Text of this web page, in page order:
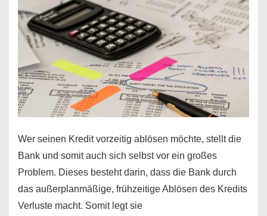
diesen
Regeln!
Wer seinen Kredit vorzeitig ablösen möchte, stellt die
Bank und somit auch sich selbst vor ein großes
Problem. Dieses besteht darin, dass die Bank durch
das außerplanmäßige, frühzeitige Ablösen des Kredits
Verluste macht. Somit legt sie